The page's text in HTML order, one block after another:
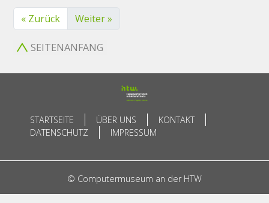
« Zurück Weiter »
SEITENANFANG
STARTSEITE ÜBER UNS
KONTAKT
DATENSCHUTZ
IMPRESSUM
© Computermuseum an der HTW